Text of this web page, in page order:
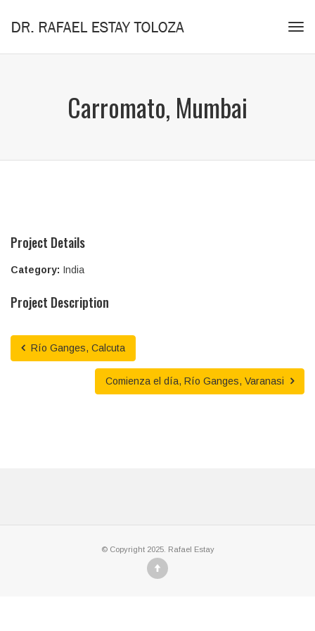
Carromato, Mumbai
Project Details
Category: India
Project Description
Río Ganges, Calcuta
Comienza el día, Río Ganges, Varanasi
© Copyright 2025. Rafael Estay